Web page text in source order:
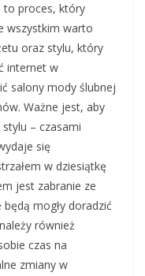
to proces, który
wszystkim warto
oraz stylu, który
internet w
salony mody ślubnej
Ważne jest, aby
– czasami
się
w dziesiątkę
jest zabranie ze
mogły doradzić
również
czas na
zmiany w